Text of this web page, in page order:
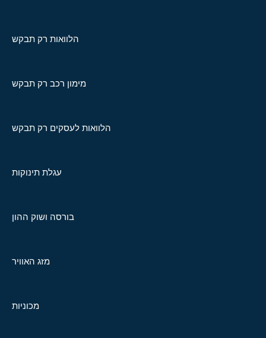
הלוואות רק תבקש
מימון רכב רק תבקש
הלוואות לעסקים רק תבקש
עגלת תינוקות
בורסה ושוק ההון
מזג האוויר
מכוניות